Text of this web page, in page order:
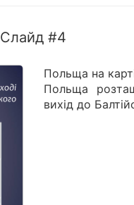
Слайд #4
Польща на
Польща
вихід до